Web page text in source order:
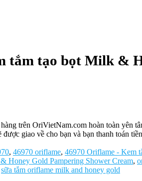
tắm tạo bọt Milk &
trên OriVietNam.com hoàn toàn yên
giao về cho bạn và bạn thanh toán
, 46970 oriflame, 46970 Oriflame - Kem
Honey Gold Pampering Shower Cream,
sữa tắm oriflame milk and honey gold